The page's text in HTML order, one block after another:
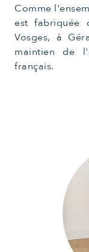
Comme
est fabriquée
Vosges, à
maintien de
français.